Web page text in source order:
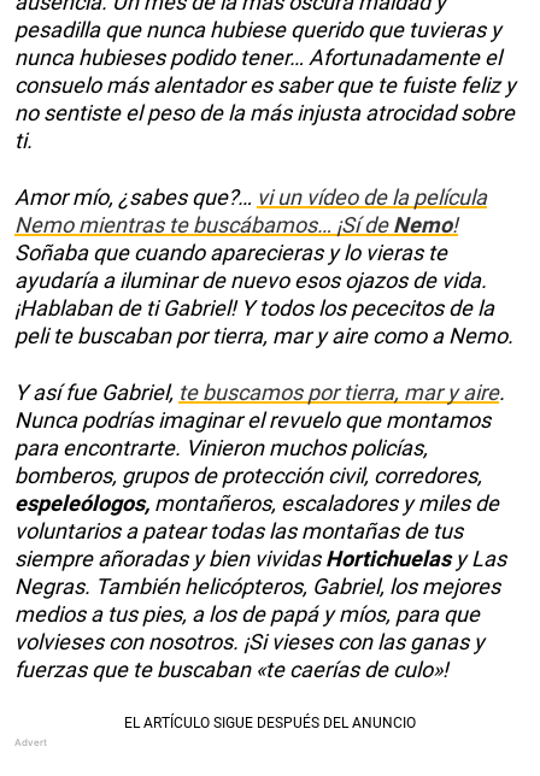
pesadilla que nunca hubiese querido que tuvieras y
nunca hubieses podido tener… Afortunadamente el
consuelo más alentador es saber que te fuiste feliz y
no sentiste el peso de la más injusta atrocidad sobre
ti.
Amor mío, ¿sabes que?… vi un vídeo de la película
Nemo mientras te buscábamos… ¡Sí deNemo!
Soñaba que cuando aparecieras y lo vieras te
ayudaría a iluminar de nuevo esos ojazos de vida.
¡Hablaban de ti Gabriel! Y todos los pececitos de la
peli te buscaban por tierra, mar y aire como a Nemo.
Y así fue Gabriel, te buscamos por tierra, mar y aire.
Nunca podrías imaginar el revuelo que montamos
para encontrarte. Vinieron muchos policías,
bomberos, grupos de protección civil, corredores,
espeleólogos, montañeros, escaladores y miles de
voluntarios a patear todas las montañas de tus
siempre añoradas y bien vividasHortichuelasy Las
Negras. También helicópteros, Gabriel, los mejores
medios a tus pies, a los de papá y míos, para que
volvieses con nosotros. ¡Si vieses con las ganas y
fuerzas que te buscaban «te caerías de culo»!